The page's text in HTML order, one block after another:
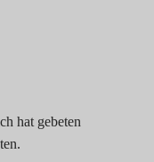
hat gebeten